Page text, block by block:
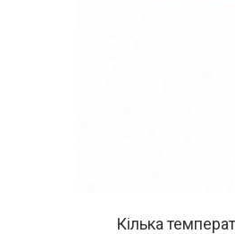
Кілька